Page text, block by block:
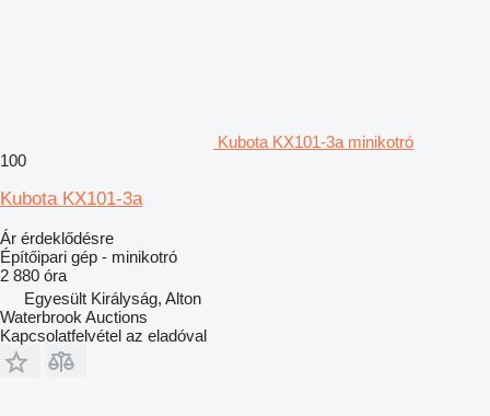
Kubota KX101-3a minikotró
100
Kubota KX101-3a
Ár érdeklődésre
Építőipari gép - minikotró
2 880 óra
Egyesült Királyság, Alton
Waterbrook Auctions
Kapcsolatfelvétel az eladóval